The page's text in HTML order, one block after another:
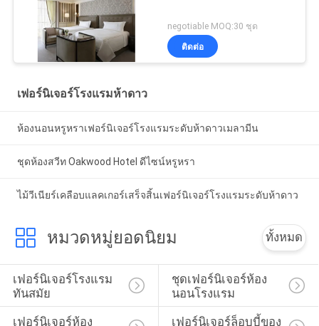
negotiable MOQ:30 ชุด
ติดต่อ
เฟอร์นิเจอร์โรงแรมห้าดาว
ห้องนอนหรูหราเฟอร์นิเจอร์โรงแรมระดับห้าดาวเมลามีน
ชุดห้องสวีท Oakwood Hotel ดีไซน์หรูหรา
ไม้วีเนียร์เคลือบแลคเกอร์เสร็จสิ้นเฟอร์นิเจอร์โรงแรมระดับห้าดาว
หมวดหมู่ยอดนิยม ทั้งหมด
เฟอร์นิเจอร์โรงแรม
ทันสมัย
ชุดเฟอร์นิเจอร์ห้อง
นอนโรงแรม
เฟอร์นิเจอร์ห้อง
เฟอร์นิเจอร์ล็อบบี้ของ